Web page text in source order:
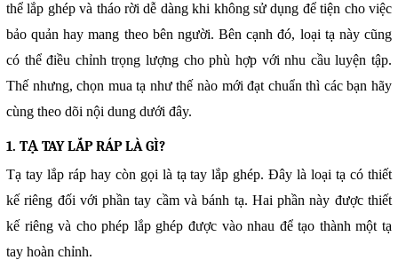
thể lắp ghép và tháo rời dễ dàng khi không sử dụng để tiện cho việc
bảo quản hay mang theo bên người. Bên cạnh đó, loại tạ này cũng
có thể điều chỉnh trọng lượng cho phù hợp với nhu cầu luyện tập.
Thế nhưng, chọn mua tạ như thế nào mới đạt chuẩn thì các bạn hãy
cùng theo dõi nội dung dưới đây.
1. TẠ TAY LẮP RÁP LÀ GÌ?
Tạ tay lắp ráp hay còn gọi là tạ tay lắp ghép. Đây là loại tạ có thiết
kế riêng đối với phần tay cầm và bánh tạ. Hai phần này được thiết
kế riêng và cho phép lắp ghép được vào nhau để tạo thành một tạ
tay hoàn chỉnh.